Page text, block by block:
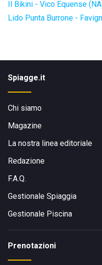
Il Bikini - Vico Equense
Lido Punta Burrone -
Spiagge.it
Chi siamo
Magazine
La nostra linea editoriale
Redazione
F.A.Q.
Gestionale Spiaggia
Gestionale Piscina
Prenotazioni